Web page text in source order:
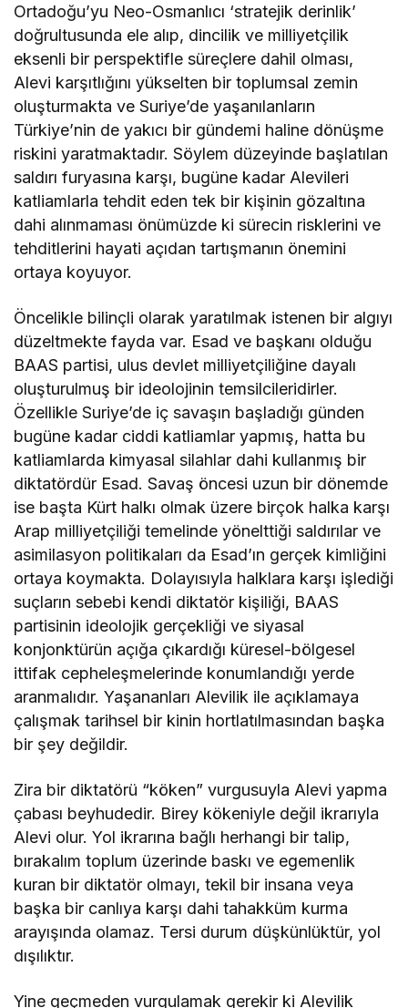
Ortadoğu’yu Neo-Osmanlıcı ‘stratejik derinlik’
doğrultusunda ele alıp, dincilik ve milliyetçilik
eksenli bir perspektifle süreçlere dahil olması,
Alevi karşıtlığını yükselten bir toplumsal zemin
oluşturmakta ve Suriye’de yaşanılanların
Türkiye’nin de yakıcı bir gündemi haline dönüşme
riskini yaratmaktadır. Söylem düzeyinde başlatılan
saldırı furyasına karşı, bugüne kadar Alevileri
katliamlarla tehdit eden tek bir kişinin gözaltına
dahi alınmaması önümüzde ki sürecin risklerini ve
tehditlerini hayati açıdan tartışmanın önemini
ortaya koyuyor.
Öncelikle bilinçli olarak yaratılmak istenen bir algıyı
düzeltmekte fayda var. Esad ve başkanı olduğu
BAAS partisi, ulus devlet milliyetçiliğine dayalı
oluşturulmuş bir ideolojinin temsilcileridirler.
Özellikle Suriye’de iç savaşın başladığı günden
bugüne kadar ciddi katliamlar yapmış, hatta bu
katliamlarda kimyasal silahlar dahi kullanmış bir
diktatördür Esad. Savaş öncesi uzun bir dönemde
ise başta Kürt halkı olmak üzere birçok halka karşı
Arap milliyetçiliği temelinde yönelttiği saldırılar ve
asimilasyon politikaları da Esad’ın gerçek kimliğini
ortaya koymakta. Dolayısıyla halklara karşı işlediği
suçların sebebi kendi diktatör kişiliği, BAAS
partisinin ideolojik gerçekliği ve siyasal
konjonktürün açığa çıkardığı küresel-bölgesel
ittifak cepheleşmelerinde konumlandığı yerde
aranmalıdır. Yaşananları Alevilik ile açıklamaya
çalışmak tarihsel bir kinin hortlatılmasından başka
bir şey değildir.
Zira bir diktatörü “köken” vurgusuyla Alevi yapma
çabası beyhudedir. Birey kökeniyle değil ikrarıyla
Alevi olur. Yol ikrarına bağlı herhangi bir talip,
bırakalım toplum üzerinde baskı ve egemenlik
kuran bir diktatör olmayı, tekil bir insana veya
başka bir canlıya karşı dahi tahakküm kurma
arayışında olamaz. Tersi durum düşkünlüktür, yol
dışılıktır.
Yine geçmeden vurgulamak gerekir ki Alevilik